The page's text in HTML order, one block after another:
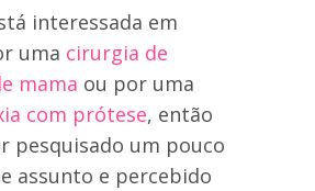
interessada em
uma cirurgia de
mama ou por uma
com prótese, então
pesquisado um pouco
assunto e percebido